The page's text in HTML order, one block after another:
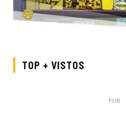
TOP + VISTOS
PUB